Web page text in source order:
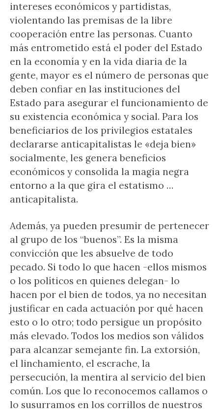
intereses económicos y partidistas,
violentando las premisas de la libre
cooperación entre las personas. Cuanto
más entrometido está el poder del Estado
en la economía y en la vida diaria de la
gente, mayor es el número de personas que
deben confiar en las instituciones del
Estado para asegurar el funcionamiento de
su existencia económica y social. Para los
beneficiarios de los privilegios estatales
declararse anticapitalistas le «deja bien»
socialmente, les genera beneficios
económicos y consolida la magia negra
entorno a la que gira el estatismo …
anticapitalista.
Además, ya pueden presumir de pertenecer
al grupo de los “buenos”. Es la misma
convicción que les absuelve de todo
pecado. Si todo lo que hacen -ellos mismos
o los políticos en quienes delegan- lo
hacen por el bien de todos, ya no necesitan
justificar en cada actuación por qué hacen
esto o lo otro; todo persigue un propósito
más elevado. Todos los medios son válidos
para alcanzar semejante fin. La extorsión,
el linchamiento, el escrache, la
persecución, la mentira al servicio del bien
común. Los que lo reconocemos callamos o
lo susurramos en los corrillos de nuestros